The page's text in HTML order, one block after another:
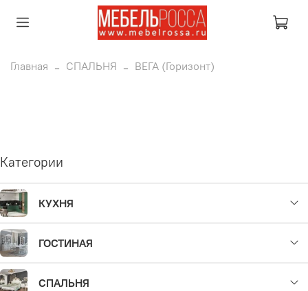
Главная СПАЛЬНЯ ВЕГА (Горизонт)
Категории
КУХНЯ
ГОСТИНАЯ
СПАЛЬНЯ